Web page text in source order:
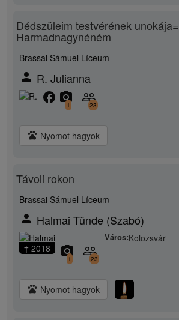
Dédszüleim testvérének unokája=
Harmadnagynéném
Brassai Sámuel Líceum
person R. Julianna
facebook camera_alt
1
people_outline
23
pets Nyomot hagyok
Távoli rokon
Brassai Sámuel Líceum
person Halmai Tünde (Szabó)
† 2018
Város:Kolozsvár
camera_alt
1
people_outline
23
pets Nyomot hagyok